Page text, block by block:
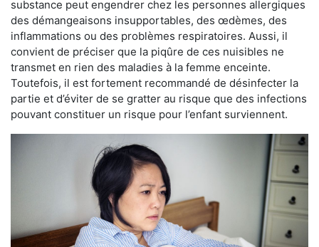
substance peut engendrer chez les personnes allergiques
des démangeaisons insupportables, des œdèmes, des
inflammations ou des problèmes respiratoires. Aussi, il
convient de préciser que la piqûre de ces nuisibles ne
transmet en rien des maladies à la femme enceinte.
Toutefois, il est fortement recommandé de désinfecter la
partie et d’éviter de se gratter au risque que des infections
pouvant constituer un risque pour l’enfant surviennent.